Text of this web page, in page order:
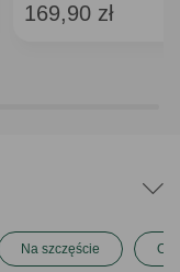
169,90 zł
Na szczęście